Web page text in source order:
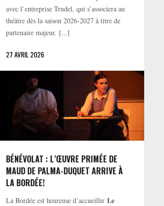
avec l’entreprise Trudel, qui s’associera au
théâtre dès la saison 2026-2027 à titre de
partenaire majeur. [...]
27 AVRIL 2026
BÉNÉVOLAT : L’ŒUVRE PRIMÉE DE
MAUD DE PALMA-DUQUET ARRIVE À
LA BORDÉE!
La Bordée est heureuse d’accueillirLe